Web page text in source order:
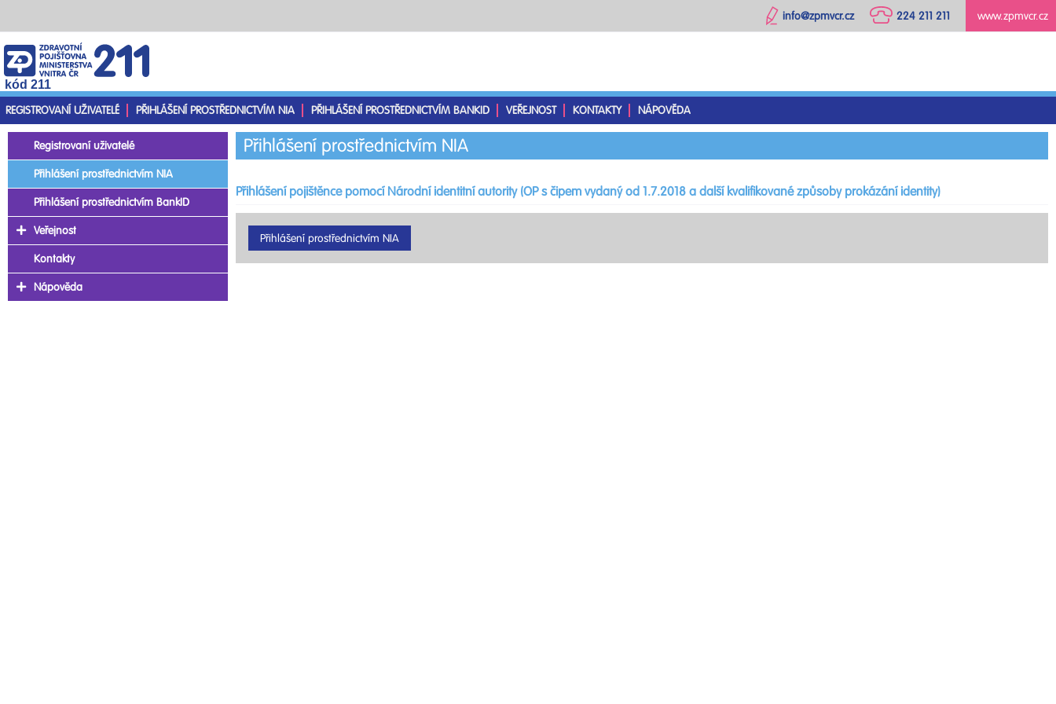
www.zpmvcr.cz
224 211 211
info@zpmvcr.cz
kód 211
REGISTROVANÍ UŽIVATELÉ
PŘIHLÁŠENÍ PROSTŘEDNICTVÍM NIA PŘIHLÁŠENÍ PROSTŘEDNICTVÍM BANKID VEŘEJNOST KONTAKTY NÁPOVĚDA
Přihlášení prostřednictvím NIA
Přihlášení pojištěnce pomocí Národní identitní autority (OP s čipem vydaný od 1.7.2018 a další kvalifikované způsoby prokázání identity)
Registrovaní uživatelé
Přihlášení prostřednictvím NIA
Přihlášení prostřednictvím BankID
Veřejnost
Kontakty
Nápověda